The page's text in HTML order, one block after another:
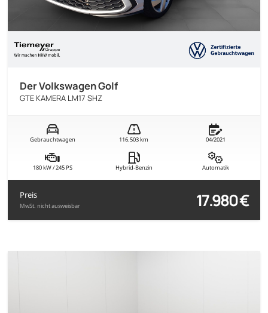
Der Volkswagen Golf
GTE KAMERA LM17 SHZ
Gebrauchtwagen 116.503 km 04/2021
180 kW / 245 PS Hybrid-Benzin Automatik
Preis
MwSt. nicht ausweisbar 17.980 €